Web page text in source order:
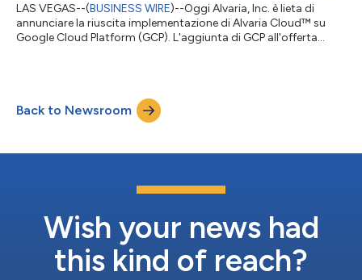
LAS VEGAS--(BUSINESS WIRE)--Oggi Alvaria, Inc. è lieta di
annunciare la riuscita implementazione di Alvaria Cloud™ su
Google Cloud Platform (GCP). L'aggiunta di GCP all'offerta
dipendenti (EX). Proporre un'ampia selezione di cloud pubblici,
inclusa la piattaforma GCP, rientra nell'impegno di Alvaria, che
Back to Newsroom
Wish your news had
this kind of reach?